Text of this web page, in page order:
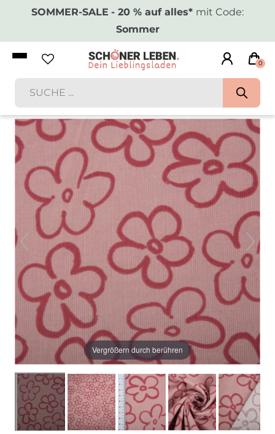
SOMMER-SALE - 20 % auf alles* mit Code:
Sommer
0
Vergrößern durch berühren